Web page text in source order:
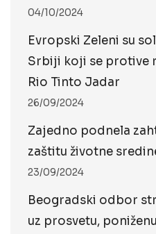
04/10/2024
Evropski Zeleni su
Srbiji koji se protive
Rio Tinto Jadar
26/09/2024
Zajedno podnela
zaštitu životne
23/09/2024
Beogradski odbor
uz prosvetu,